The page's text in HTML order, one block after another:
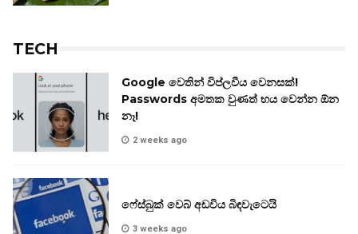
TECH
Google වෙතින් විප්ලවීය වෙනසක්!
Passwords අමතක වුණත් භය වෙන්න ඕන
නෑ!
2 weeks ago
ෆේස්බුක් වෙබ් අඩවිය බිඳවැටෙයි
3 weeks ago